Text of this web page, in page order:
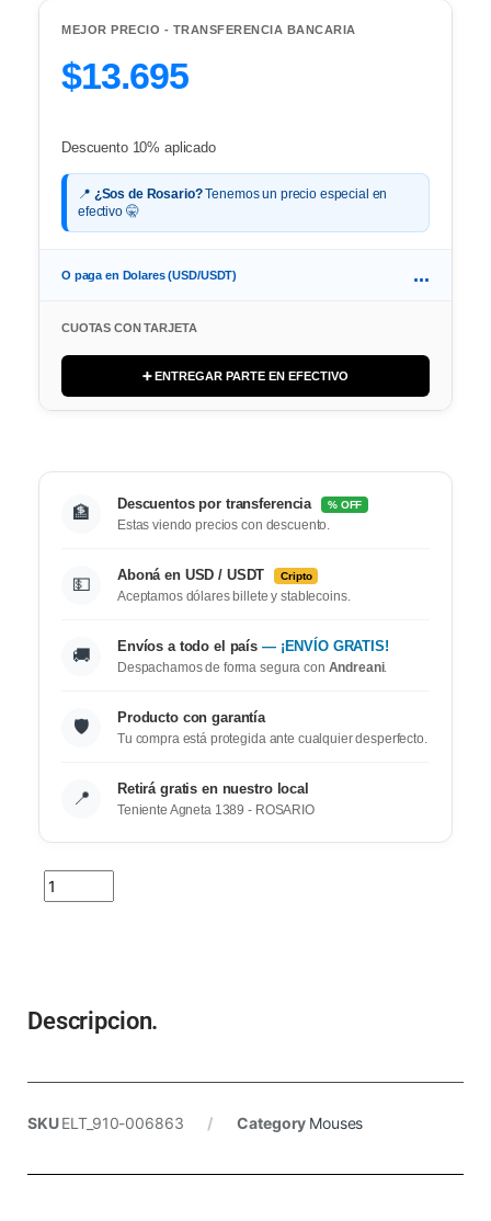
MEJOR PRECIO - TRANSFERENCIA BANCARIA
$13.695
Descuento 10% aplicado
📍 ¿Sos de Rosario?Tenemos un precio especial en
efectivo 🤫
O paga en Dolares (USD/USDT) ...
CUOTAS CON TARJETA
➕ ENTREGAR PARTE EN EFECTIVO
🏦 Descuentos por transferencia % OFF
Estas viendo precios con descuento.
💵 Aboná en USD / USDT Cripto
Aceptamos dólares billete y stablecoins.
🚚 Envíos a todo el país — ¡ENVÍO GRATIS!
Despachamos de forma segura con Andreani.
🛡️ Producto con garantía
Tu compra está protegida ante cualquier desperfecto.
📍 Retirá gratis en nuestro local
Teniente Agneta 1389 - ROSARIO
Descripcion.
SKUELT_910-006863 Category Mouses